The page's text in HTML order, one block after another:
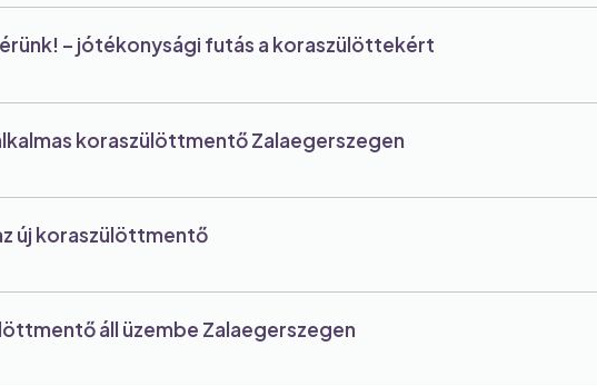
– jótékonysági futás a koraszülöttekért
koraszülöttmentő Zalaegerszegen
új koraszülöttmentő
áll üzembe Zalaegerszegen